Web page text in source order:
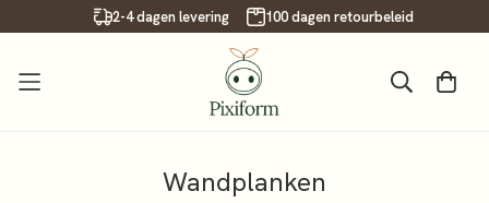
the
Policy
2-4 dagen levering 100 dagen retourbeleid
Wandplanken